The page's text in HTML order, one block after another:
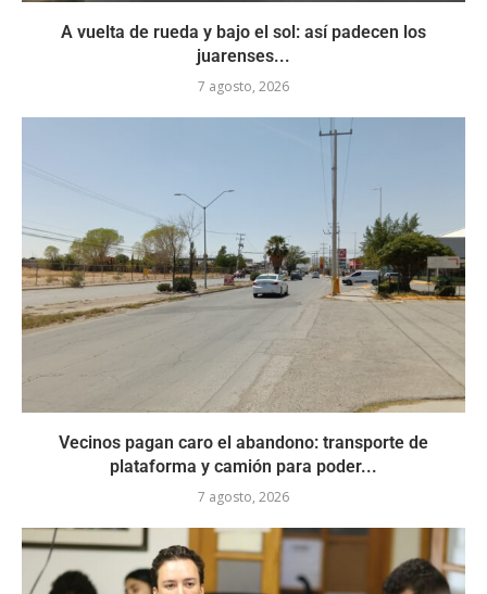
A vuelta de rueda y bajo el sol: así padecen los
juarenses...
7 agosto, 2026
Vecinos pagan caro el abandono: transporte de
plataforma y camión para poder...
7 agosto, 2026